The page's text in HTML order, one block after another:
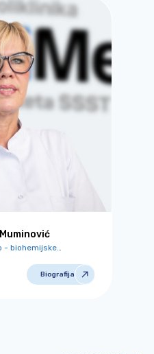
- biohemijske
Biografija